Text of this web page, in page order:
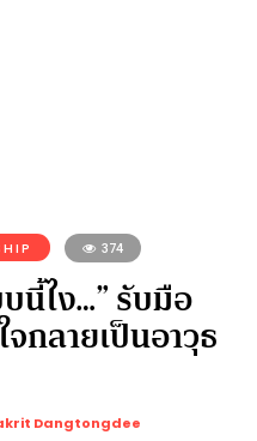
374
นี้ไง…” รับมือ
กลายเป็นอาวุธ
Dangtongdee